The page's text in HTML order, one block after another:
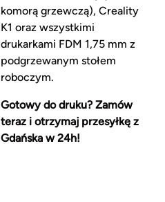
komorą grzewczą), Creality
K1 oraz wszystkimi
drukarkami FDM 1,75 mm z
podgrzewanym stołem
roboczym.
Gotowy do druku? Zamów
teraz i otrzymaj przesyłkę z
Gdańska w 24h!